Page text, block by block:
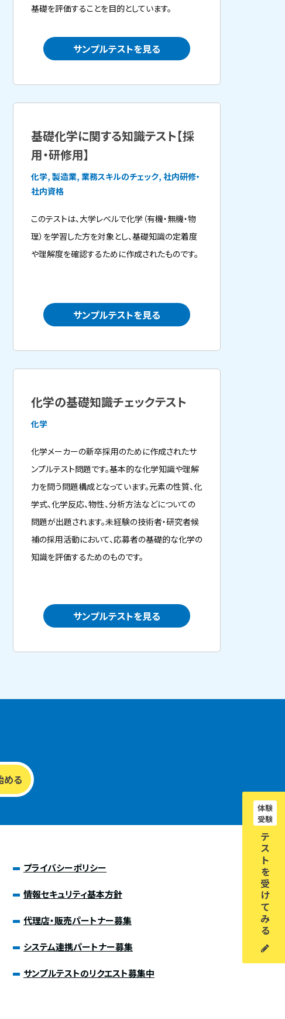
体験
受験
テ
ス
ト
を
受
け
て
み
る
基礎を評価することを目的としています。
サンプルテストを見る
基礎化学に関する知識テスト【採
用・研修用】
化学, 製造業, 業務スキルのチェック, 社内研修・
社内資格
このテストは、大学レベルで化学（有機・無機・物
理）を学習した方を対象とし、基礎知識の定着度
や理解度を確認するために作成されたものです。
サンプルテストを見る
化学の基礎知識チェックテスト
化学
化学メーカーの新卒採用のために作成されたサ
ンプルテスト問題です。基本的な化学知識や理解
力を問う問題構成となっています。元素の性質、化
学式、化学反応、物性、分析方法などについての
問題が出題されます。未経験の技術者・研究者候
補の採用活動において、応募者の基礎的な化学の
知識を評価するためのものです。
サンプルテストを見る
プライバシーポリシー
情報セキュリティ基本方針
代理店・販売パートナー募集
システム連携パートナー募集
サンプルテストのリクエスト募集中